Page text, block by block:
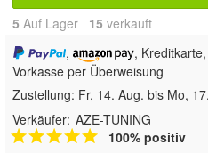
5 Auf Lager 15 verkauft
,
,
Vorkasse per Überweisung
Zustellung: Fr, 14. Aug. bis Mo,
Verkäufer: AZE-TUNING
100% positiv